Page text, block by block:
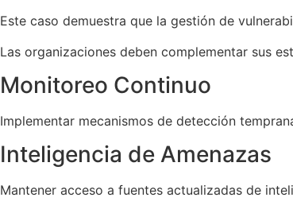
Este caso demuestra que la gestión de
Las organizaciones deben complementar sus
Monitoreo Continuo
Implementar mecanismos de detección
Inteligencia de Amenazas
Mantener acceso a fuentes actualizadas de